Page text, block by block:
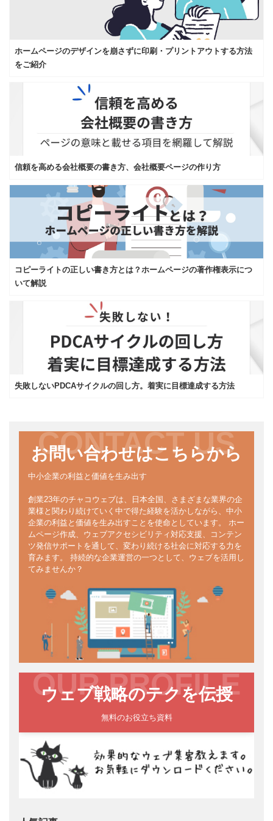
ホームページのデザインを崩さずに印刷・プリントアウトする方法
をご紹介
信頼を高める会社概要の書き方、会社概要ページの作り方
コピーライトの正しい書き方とは？ホームページの著作権表示につ
いて解説
失敗しないPDCAサイクルの回し方。着実に目標達成する方法
CONTACT US
お問い合わせはこちらから
中小企業の利益と価値を生み出す
創業23年のチャコウェブは、日本全国、さまざまな業界の企
業様と関わり続けていく中で得た経験を活かしながら、中小
企業の利益と価値を生み出すことを使命としています。 ホー
ムページ作成、ウェブアクセシビリティ対応支援、コンテン
ツ発信サポートを通して、変わり続ける社会に対応する力を
育みます。 持続的な企業運営の一つとして、ウェブを活用し
てみませんか？
OUR PROFILE
ウェブ戦略のテクを伝授
無料のお役立ち資料